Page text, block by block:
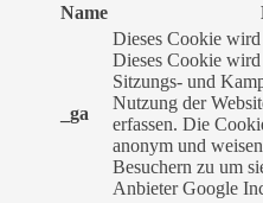
Name
_ga
Dieses Cookie
Dieses Cookie
Sitzungs- und
Nutzung der
erfassen. Die
anonym und
Besuchern zu um
Anbieter Google